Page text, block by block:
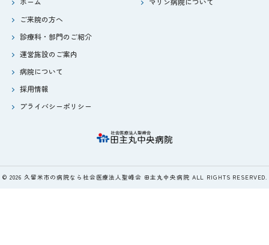
ご来院の方へ
診療科・部門のご紹介
運営施設のご案内
病院について
採用情報
プライバシーポリシー
© 2026 久留米市の病院なら社会医療法人聖峰会 田主丸中央病院 ALL RIGHTS RESERVED.